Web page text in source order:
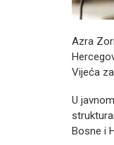
Azra
Vijeća
U
Bosne i